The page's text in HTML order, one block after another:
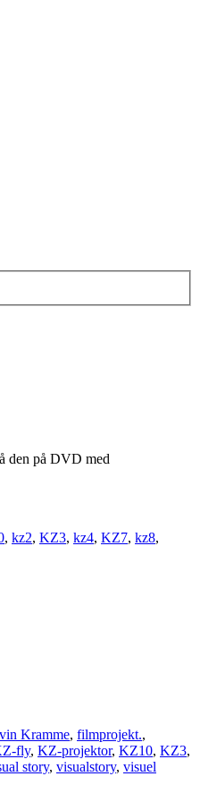
den på DVD med
, kz2, KZ3, kz4, KZ7, kz8,
Kramme, filmprojekt.,
fly, KZ-projektor, KZ10, KZ3,
story, visualstory, visuel